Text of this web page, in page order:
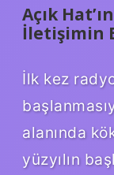
Açık
İletişimin
İlk kez
alanında
yüzyılın